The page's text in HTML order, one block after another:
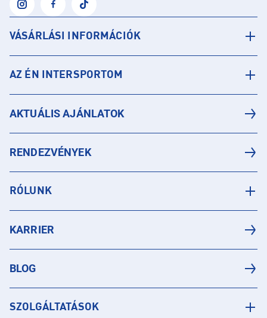
VÁSÁRLÁSI INFORMÁCIÓK
AZ ÉN INTERSPORTOM
AKTUÁLIS AJÁNLATOK
RENDEZVÉNYEK
RÓLUNK
KARRIER
BLOG
SZOLGÁLTATÁSOK